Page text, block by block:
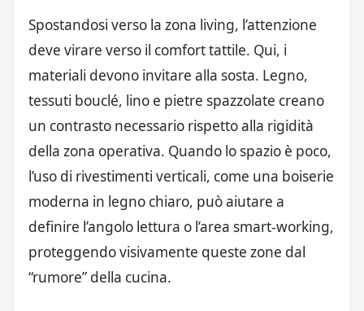
Spostandosi verso la zona living, l’attenzione
deve virare verso il comfort tattile. Qui, i
materiali devono invitare alla sosta. Legno,
tessuti bouclé, lino e pietre spazzolate creano
un contrasto necessario rispetto alla rigidità
della zona operativa. Quando lo spazio è poco,
l’uso di rivestimenti verticali, come una boiserie
moderna in legno chiaro, può aiutare a
definire l’angolo lettura o l’area smart-working,
proteggendo visivamente queste zone dal
“rumore” della cucina.